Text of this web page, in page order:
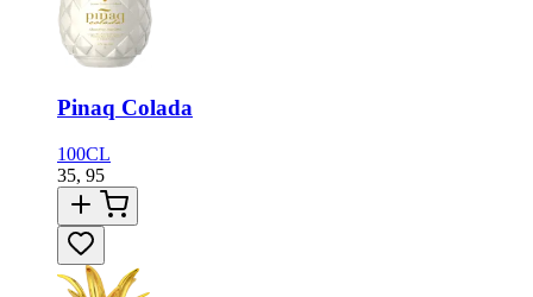
Pinaq Colada
100CL
35, 95